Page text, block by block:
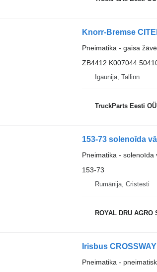
Pneimatika - gaisa
ZB4412 K007044
Igaunija, Tallinn
TruckParts Eesti OÜ
153-73 solenoīda
Pneimatika - solenoīda
153-73
Rumānija, Cristesti
ROYAL DRU AGRO
Pneimatika -